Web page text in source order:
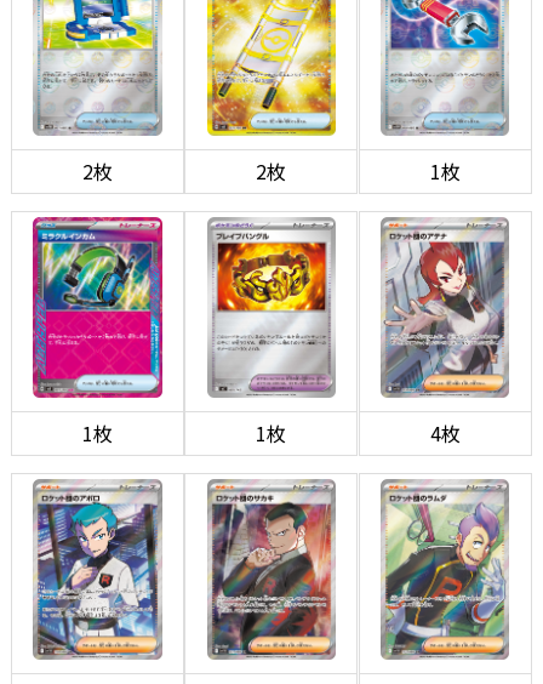
2枚 2枚 1枚
1枚 1枚 4枚